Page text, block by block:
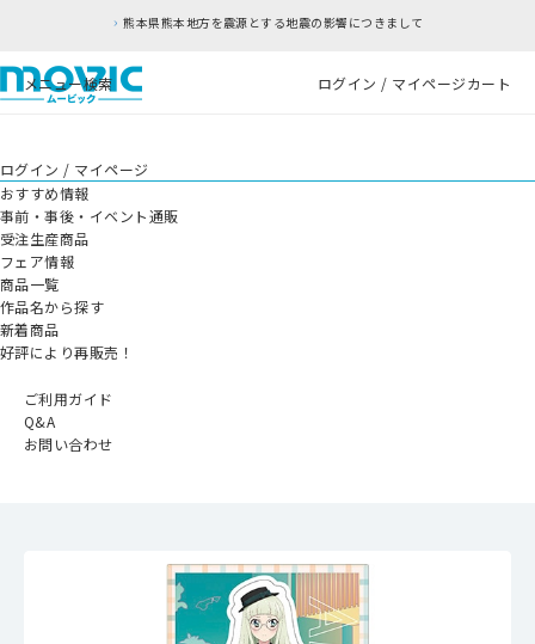
熊本県熊本地方を震源とする地震の影響につきまして
メニュー検索 ログイン / マイページカート
ログイン / マイページ
おすすめ情報
事前・事後・イベント通販
受注生産商品
フェア情報
商品一覧
作品名から探す
新着商品
好評により再販売！
ご利用ガイド
Q&A
お問い合わせ